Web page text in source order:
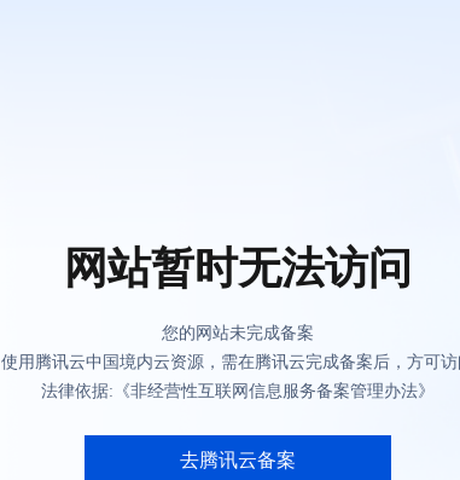
网站暂时无法访问
您的网站未完成备案
使用腾讯云中国境内云资源，需在腾讯云完成备案后，方可
法律依据:《非经营性互联网信息服务备案管理办法》
去腾讯云备案